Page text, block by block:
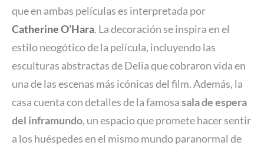
que en ambas películas es interpretada por
Catherine O’Hara. La decoración se inspira en el
estilo neogótico de la película, incluyendo las
esculturas abstractas de Delia que cobraron vida en
una de las escenas más icónicas del film. Además, la
casa cuenta con detalles de la famosasala de espera
del inframundo, un espacio que promete hacer sentir
a los huéspedes en el mismo mundo paranormal de